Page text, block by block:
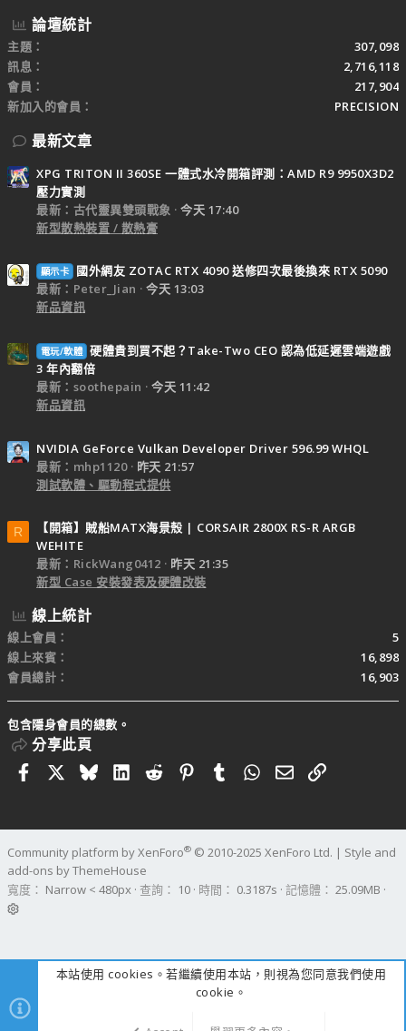
論壇統計
主題
307,098
訊息
2,716,118
會員
217,904
新加入的會員
PRECISION
最新文章
XPG TRITON II 360SE 一體式水冷開箱評測：AMD R9 9950X3D2
壓力實測
最新：古代靈異雙頭戰象
今天 17:40
新型散熱裝置 / 散熱膏
顯示卡
國外網友 ZOTAC RTX 4090 送修四次最後換來 RTX 5090
最新：Peter_Jian
今天 13:03
新品資訊
電玩/軟體 硬體貴到買不起？Take-Two CEO 認為低延遲雲端遊戲
3 年內翻倍
最新：soothepain
今天 11:42
新品資訊
NVIDIA GeForce Vulkan Developer Driver 596.99 WHQL
最新：mhp1120
昨天 21:57
測試軟體、驅動程式提供
R
【開箱】賊船MATX海景殼 | CORSAIR 2800X RS-R ARGB
WEHITE
最新：RickWang0412
昨天 21:35
新型 Case 安裝發表及硬體改裝
線上統計
線上會員
5
線上來賓
16,898
會員總計
16,903
包含隱身會員的總數。
分享此頁
FacebookBlueskyLinkedIn
RedditPinterestTumblrWhatsApp
電子郵件
連結
Community platform by XenForo® © 2010-2025 XenForo Ltd. | Style and
add-ons by ThemeHouse
寬度
查詢 10 時間 0.3187s 記憶體 25.09MB
本站使用 cookies。若繼續使用本站，則視為您同意我們使用
cookie。